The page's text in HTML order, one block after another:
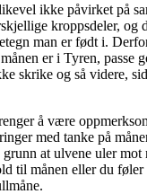
ikke påvirket på
kroppsdeler, og
man er født i.
er i Tyren, passe
skrike og så videre,
å være
med tanke på
at ulvene uler mot
til månen eller du